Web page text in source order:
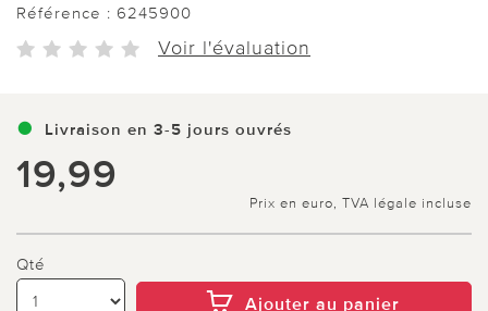
Référence : 6245900
Voir l'évaluation
Livraison en 3-5 jours ouvrés
19,99
Prix en euro, TVA légale incluse
Qté
Ajouter au panier